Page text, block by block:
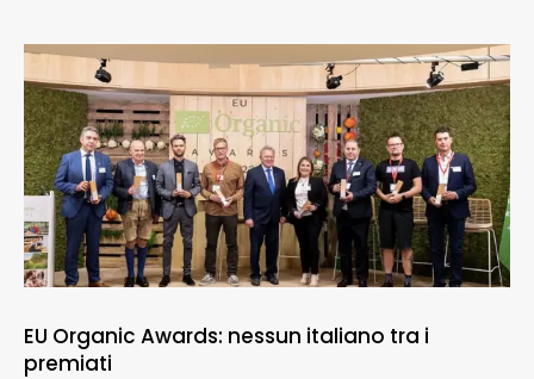
EU Organic Awards: nessun italiano tra i
premiati